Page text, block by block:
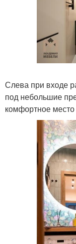
Слева при входе
под небольшие
комфортное